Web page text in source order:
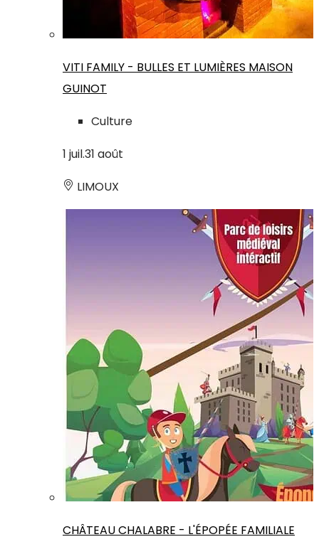
VITI FAMILY - BULLES ET LUMIÈRES MAISON
GUINOT
Culture
1 juil.31 août
LIMOUX
CHÂTEAU CHALABRE - L'ÉPOPÉE FAMILIALE